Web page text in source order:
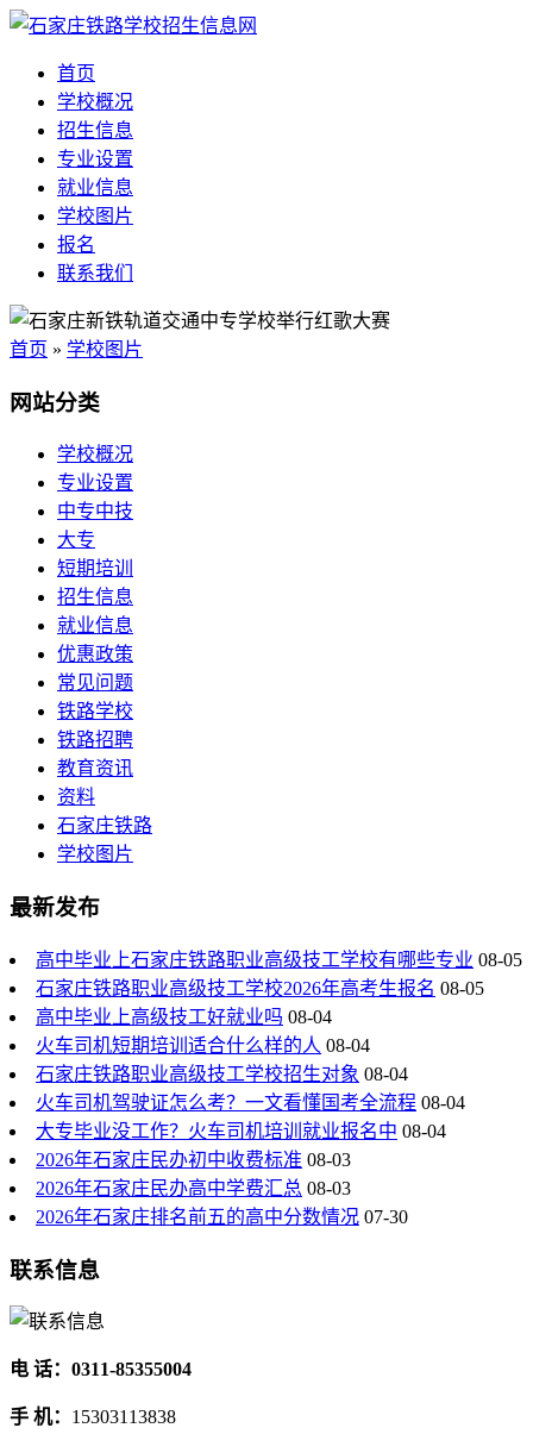
首页
学校概况
招生信息
专业设置
就业信息
学校图片
报名
联系我们
首页 » 学校图片
网站分类
学校概况
专业设置
中专中技
大专
短期培训
招生信息
就业信息
优惠政策
常见问题
铁路学校
铁路招聘
教育资讯
资料
石家庄铁路
学校图片
最新发布
高中毕业上石家庄铁路职业高级技工学校有哪些专业 08-05
石家庄铁路职业高级技工学校2026年高考生报名 08-05
高中毕业上高级技工好就业吗 08-04
火车司机短期培训适合什么样的人 08-04
石家庄铁路职业高级技工学校招生对象 08-04
火车司机驾驶证怎么考？一文看懂国考全流程 08-04
大专毕业没工作？火车司机培训就业报名中 08-04
2026年石家庄民办初中收费标准 08-03
2026年石家庄民办高中学费汇总 08-03
2026年石家庄排名前五的高中分数情况 07-30
联系信息
电 话：0311-85355004
手 机： 15303113838